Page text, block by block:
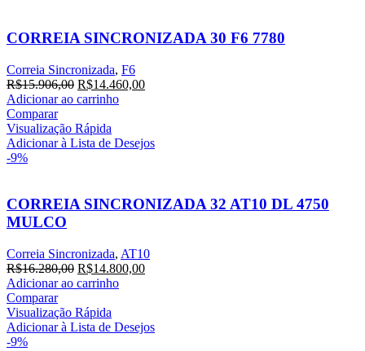
CORREIA SINCRONIZADA 30 F6 7780
Correia Sincronizada, F6
R$15.906,00 R$14.460,00
Adicionar ao carrinho
Comparar
Visualização Rápida
Adicionar à Lista de Desejos
-9%
CORREIA SINCRONIZADA 32 AT10 DL 4750
MULCO
Correia Sincronizada, AT10
R$16.280,00 R$14.800,00
Adicionar ao carrinho
Comparar
Visualização Rápida
Adicionar à Lista de Desejos
-9%